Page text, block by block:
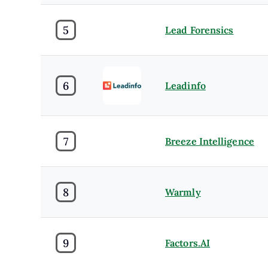
5 Lead Forensics
6 Leadinfo
7 Breeze Intelligence
8 Warmly
9 Factors.AI